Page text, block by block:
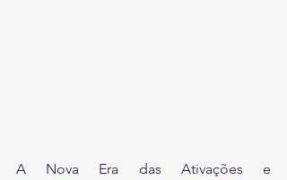
A Nova Era das Ativações e